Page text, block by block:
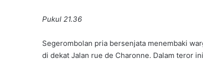
Pukul 21.36
Segerombolan pria bersenjata menembaki
di dekat Jalan rue de Charonne. Dalam teror